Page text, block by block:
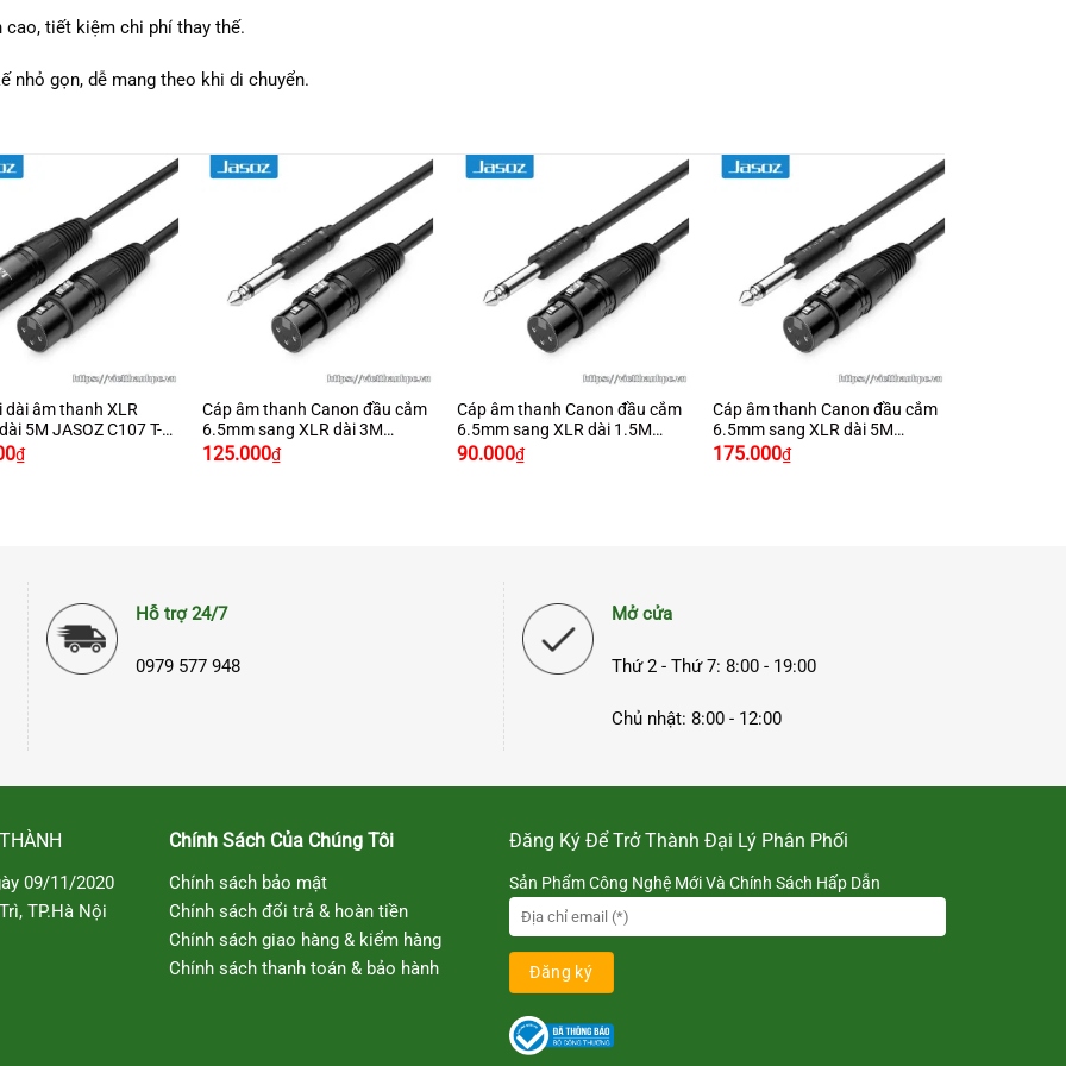
cao, tiết kiệm chi phí thay thế.
nhỏ gọn, dễ mang theo khi di chuyển.
dài âm thanh XLR
5M JASOZ C107 T-
₫Giá
hiện
Cáp âm thanh Canon đầu cắm
6.5mm sang XLR dài 3M
JASOZ C109 T-C202
Giá
125.000₫Giá
hiện
Cáp âm thanh Canon đầu cắm
6.5mm sang XLR dài 1.5M
JASOZ C109 T-C200
Giá
90.000₫Giá
hiện
Cáp âm thanh Canon đầu cắm
6.5mm sang XLR dài 5M
JASOZ C109 T-C203
Giá
175.000₫Giá
hiện
Hỗ trợ 24/7
0979 577 948
Mở cửa
Thứ 2 - Thứ 7: 8:00 - 19:00
Chủ nhật: 8:00 - 12:00
09/11/2020
TP.Hà Nội
Chính Sách Của Chúng Tôi
Chính sách bảo mật
Chính sách đổi trả & hoàn tiền
Chính sách giao hàng & kiểm hàng
Chính sách thanh toán & bảo hành
Đăng Ký Để Trở Thành Đại Lý Phân Phối
Sản Phẩm Công Nghệ Mới Và Chính Sách Hấp Dẫn